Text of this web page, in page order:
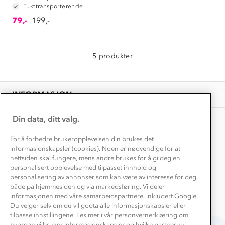
Fukttransporterende
79,- 199,-
5 produkter
INFORMASJON
Konkurransevinnere
Kundeklubb
Presse
OM OSS
1% til samfunnet
Samarbeide med oss?
TIPS OG RÅD
Gravidklær
Store størrelser
Turmat oppskrifter
Beredskap
AKTIVITETER
Få turinspirasjon og tips her⛰
Overnatte utendørs⛺
Leirskole 🥾
Barnehageansatt
Tips til hyttetur
Din data, ditt valg.
For å forbedre brukeropplevelsen din brukes det
informasjonskapsler (cookies). Noen er nødvendige for at
nettsiden skal fungere, mens andre brukes for å gi deg en
personalisert opplevelse med tilpasset innhold og
personalisering av annonser som kan være av interesse for deg,
både på hjemmesiden og via markedsføring. Vi deler
informasjonen med våre samarbeidspartnere, inkludert Google.
Du velger selv om du vil godta alle informasjonskapsler eller
tilpasse innstillingene. Les mer i vår personvernerklæring om